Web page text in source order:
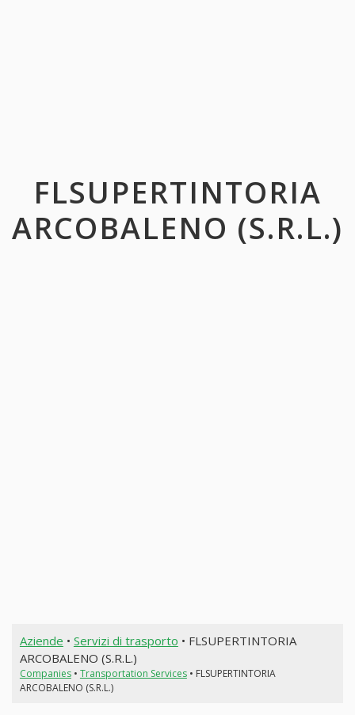
FLSUPERTINTORIA
ARCOBALENO (S.R.L.)
Aziende • Servizi di trasporto • FLSUPERTINTORIA
ARCOBALENO (S.R.L.)
Companies• Transportation Services• FLSUPERTINTORIA
ARCOBALENO (S.R.L.)